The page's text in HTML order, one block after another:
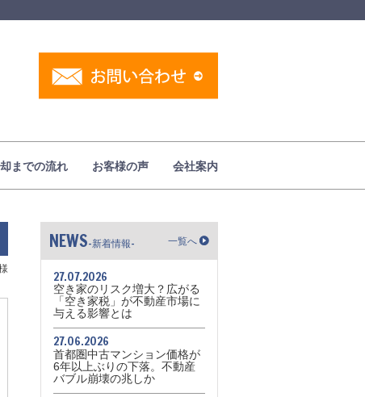
までの流れ お客様の声 会社案内
NEWS-新着情報- 一覧へ
27.07.2026
空き家のリスク増大？広がる
「空き家税」が不動産市場に
与える影響とは
27.06.2026
首都圏中古マンション価格が
6年以上ぶりの下落。不動産
バブル崩壊の兆しか